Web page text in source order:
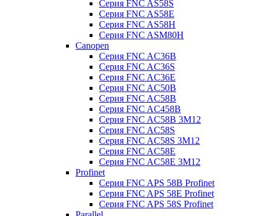
Серия FNC AS58S
Серия FNC AS58E
Серия FNC AS58H
Серия FNC ASM80H
Canopen
Серия FNC AC36B
Серия FNC AC36S
Серия FNC AC36E
Серия FNC AC50B
Серия FNC AC58B
Серия FNC AC458B
Серия FNC AC58B 3M12
Серия FNC AC58S
Серия FNC AC58S 3M12
Серия FNC AC58E
Серия FNC AC58E 3M12
Profinet
Серия FNC APS 58B Profinet
Серия FNC APS 58E Profinet
Серия FNC APS 58S Profinet